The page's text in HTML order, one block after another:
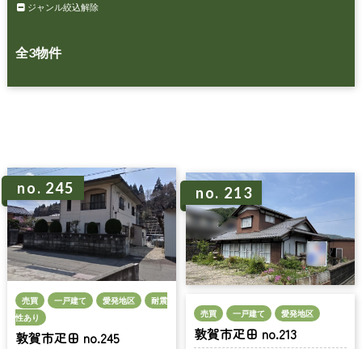
ジャンル絞込解除
全3物件
no. 245
売買 一戸建て 愛発地区
耐震
性あり
敦賀市疋田 no.245
no. 213
売買 一戸建て 愛発地区
敦賀市疋田 no.213